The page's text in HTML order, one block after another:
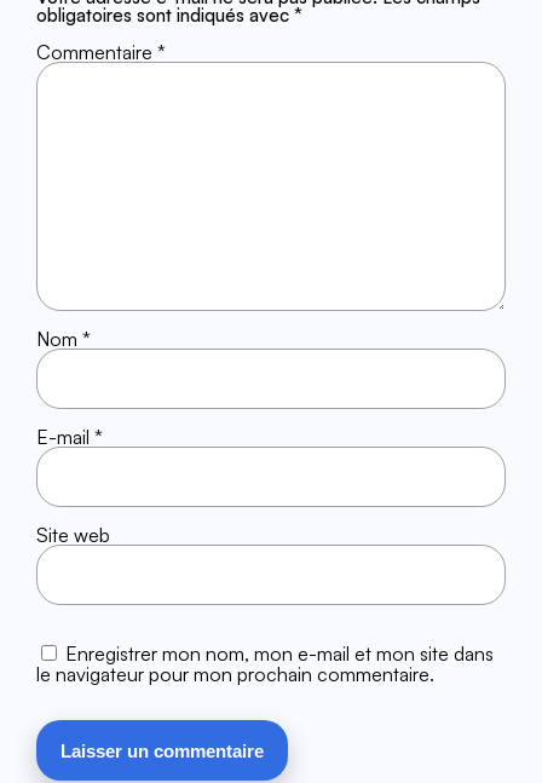
obligatoires sont indiqués avec *
Commentaire *
Nom *
E-mail *
Site web
Enregistrer mon nom, mon e-mail et mon site dans
le navigateur pour mon prochain commentaire.